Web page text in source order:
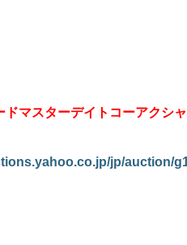
ドマスターデイトコーアク
jp/auction/